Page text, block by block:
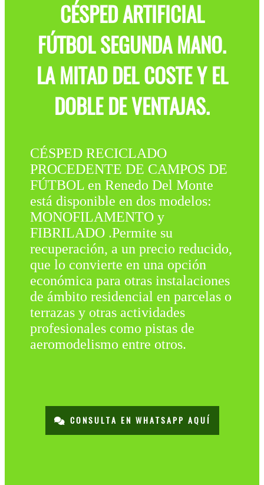
CÉSPED ARTIFICIAL
FÚTBOL SEGUNDA MANO.
LA MITAD DEL COSTE Y EL
DOBLE DE VENTAJAS.
CÉSPED RECICLADO
PROCEDENTE DE CAMPOS DE
FÚTBOL en Renedo Del Monte
está disponible en dos modelos:
MONOFILAMENTO y
FIBRILADO .Permite su
recuperación, a un precio reducido,
que lo convierte en una opción
económica para otras instalaciones
de ámbito residencial en parcelas o
terrazas y otras actividades
profesionales como pistas de
aeromodelismo entre otros.
CONSULTA EN WHATSAPP AQUÍ